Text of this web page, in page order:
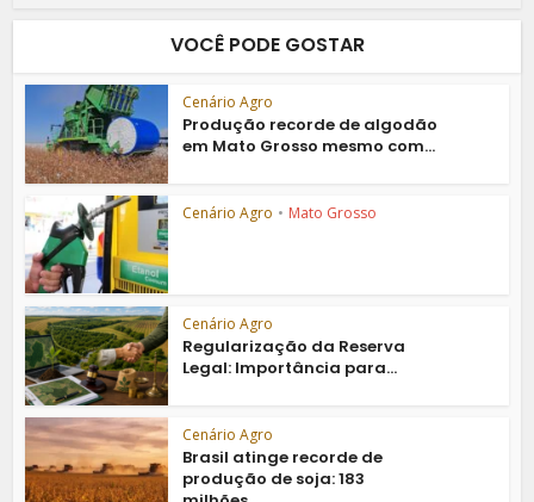
VOCÊ PODE GOSTAR
Cenário Agro
Produção recorde de algodão
em Mato Grosso mesmo com...
Cenário Agro • Mato Grosso
Cenário Agro
Regularização da Reserva
Legal: Importância para...
Cenário Agro
Brasil atinge recorde de
produção de soja: 183